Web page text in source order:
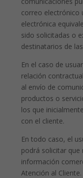
correo electrónico
electrónica
sido solicitadas o
destinatarios de
En el caso de
relación
al envío de
productos o
los que
con el cliente.
En todo caso, el
podrá solicitar que
información
Atención al Cliente.